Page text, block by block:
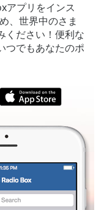
アプリをインス
、世界中のさま
ください！便利な
つでもあなたのポ